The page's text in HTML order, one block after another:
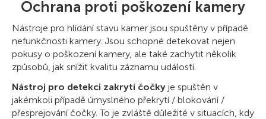
Ochrana proti poškození kamery
Nástroje pro hlídání stavu kamer jsou spuštěny v případě
nefunkčnosti kamery. Jsou schopné detekovat nejen
pokusy o poškození kamery, ale také zachytit několik
způsobů, jak snížit kvalitu záznamu událostí.
Nástroj pro detekci zakrytí čočky je spuštěn v
jakémkoli případě úmyslného překrytí / blokování /
přesprejování čočky. To je zvláště důležité v situacích, kdy